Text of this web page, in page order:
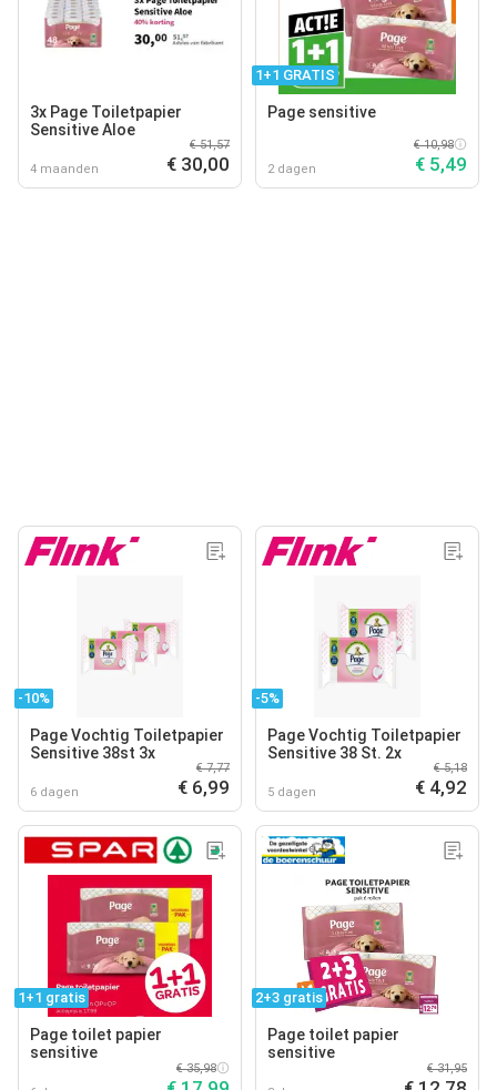
3x Page Toiletpapier
Sensitive Aloe
4 maanden
€ 51,57
€ 30,00
1+1 GRATIS
Page sensitive
2 dagen
€ 10,98
€ 5,49
-10%
Page Vochtig Toiletpapier
Sensitive 38st 3x
6 dagen
€ 7,77
€ 6,99
-5%
Page Vochtig Toiletpapier
Sensitive 38 St. 2x
5 dagen
€ 5,18
€ 4,92
1+1 gratis
Page toilet papier
sensitive
€ 35,98
2+3 gratis
Page toilet papier
sensitive
€ 31,95